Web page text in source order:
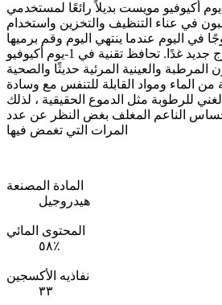
العدسات اللاصقة 1-يوم أكيوفيو مويست بديلاً رائعًا لمستخدمي
في عناء التنظيف والتخزين واستخدام
في اليوم عندما ينتهي اليوم وقم برميها
جانبًا للحصول على زوج جديد غدًا. تحافظ تقنية في 1-يوم أكيوفيو
والعينية المرئية حديثًا والصحية
من الماء ومواد القابلة للتنفس مع وسادة
للرطوبة مثل الدموع الحقيقية ، لذلك
الناعم المغلف بغض النظر عن عدد
المرات التي تغمض فيها
المادة المصنعة
هيدروجيل
المحتوى المائي
٥٨٪
نفاذيه الأكسجين
٣٣